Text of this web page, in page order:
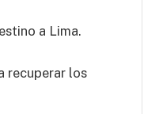
a Lima.
recuperar los